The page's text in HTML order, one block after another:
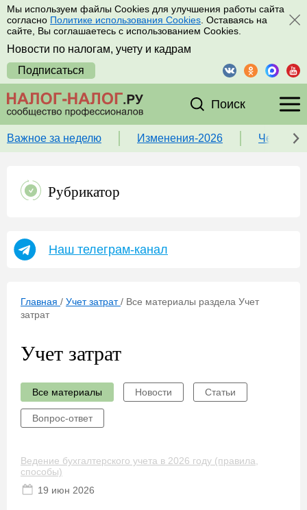
Мы используем файлы Cookies для улучшения работы сайта
согласно Политике использования Cookies . Оставаясь на
сайте, Вы соглашаетесь с использованием Cookies.
Новости по налогам, учету и кадрам
Подписаться
Поиск
Важное за неделю Изменения-2026 Чек-
Рубрикатор
Наш телеграм-канал
Главная / Учет затрат / Все материалы раздела Учет
затрат
Учет затрат
Все материалы Новости Статьи
Вопрос-ответ
Ведение бухгалтерского учета в 2026 году (правила,
способы)
19 июн 2026